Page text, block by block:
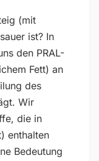
(mit
ist? In
den PRAL-
Fett) an
des
Wir
die in
enthalten
Bedeutung